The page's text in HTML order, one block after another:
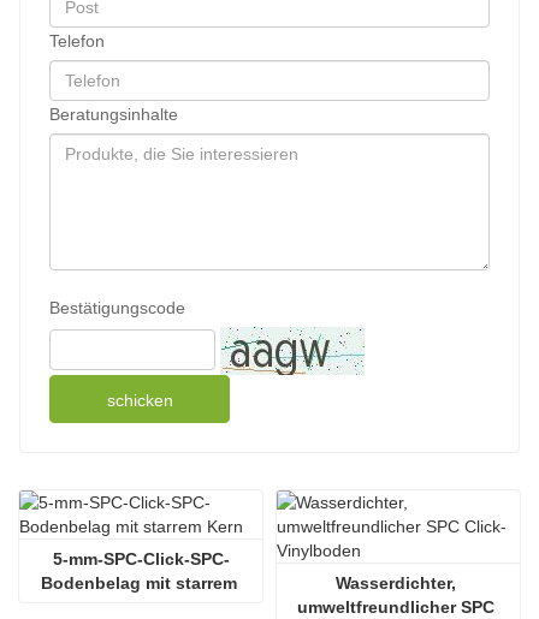
Telefon
Beratungsinhalte
Bestätigungscode
schicken
5-mm-SPC-Click-SPC-
Bodenbelag mit starrem
Wasserdichter,
umweltfreundlicher SPC